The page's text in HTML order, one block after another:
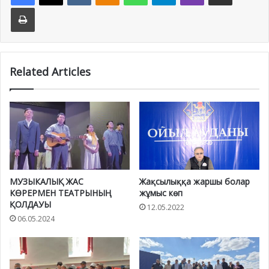
Print
Related Articles
МУЗЫКАЛЫҚ ЖАС
КӨРЕРМЕН ТЕАТРЫНЫҢ
ҚОЛДАУЫ
06.05.2024
Жақсылыққа жаршы болар
жұмыс көп
12.05.2022